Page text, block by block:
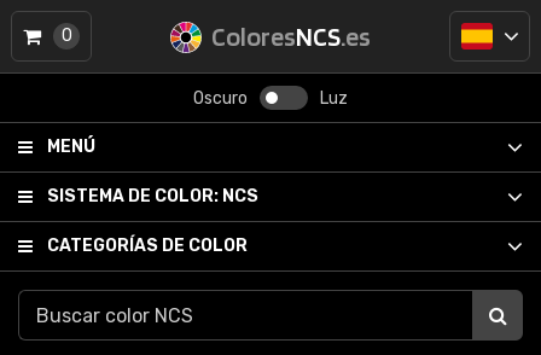
ColoresNCS.es
Oscuro Luz
MENÚ
SISTEMA DE COLOR: NCS
CATEGORÍAS DE COLOR
0